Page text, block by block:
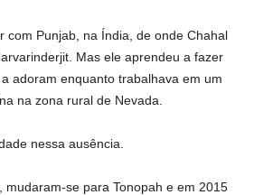
com Punjab, na Índia, de onde Chahal
Mas ele aprendeu a fazer
adoram enquanto trabalhava em um
na zona rural de Nevada.
nessa ausência.
mudaram-se para Tonopah e em 2015